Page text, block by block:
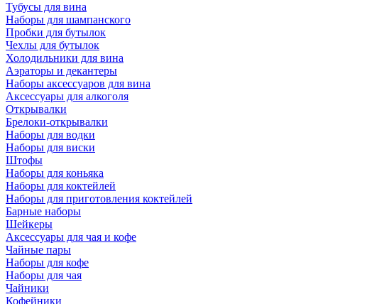
Тубусы для вина
Наборы для шампанского
Пробки для бутылок
Чехлы для бутылок
Холодильники для вина
Аэраторы и декантеры
Наборы аксессуаров для вина
Аксессуары для алкоголя
Открывалки
Брелоки-открывалки
Наборы для водки
Наборы для виски
Штофы
Наборы для коньяка
Наборы для коктейлей
Наборы для приготовления коктейлей
Барные наборы
Шейкеры
Аксессуары для чая и кофе
Чайные пары
Наборы для кофе
Наборы для чая
Чайники
Кофейники